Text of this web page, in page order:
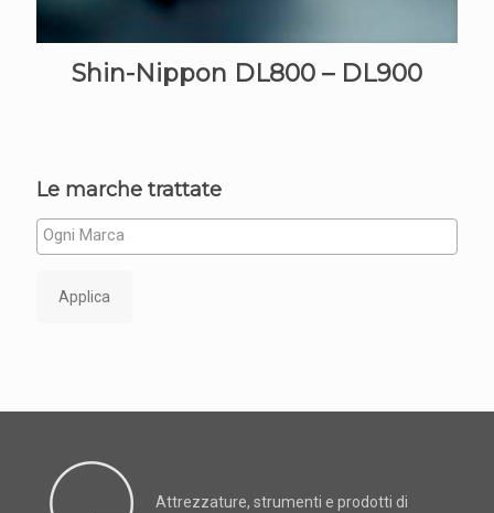
Shin-Nippon DL800 – DL900
Le marche trattate
Applica
Attrezzature, strumenti e prodotti di